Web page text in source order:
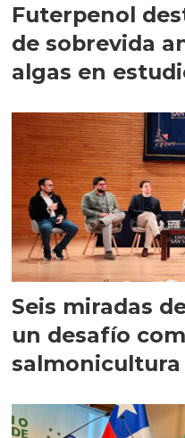
Futerpenol
de sobrevida
algas en
Seis miradas
un desafío
salmonicultura